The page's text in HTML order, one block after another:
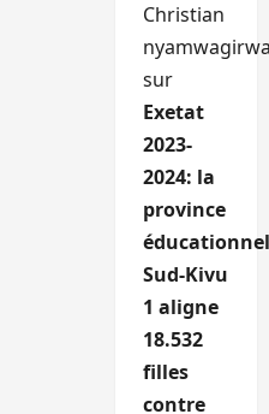
Christian
sur
Exetat
2023-
2024: la
province
Sud-Kivu
1 aligne
18.532
filles
contre